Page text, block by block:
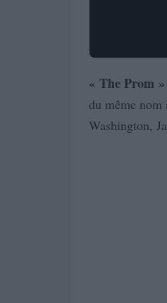
« The Prom
du même
Washington,